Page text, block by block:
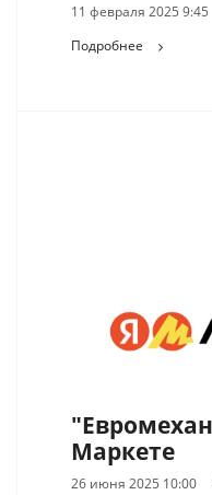
11 февраля 2025 9:45
Подробнее
Маркете
26 июня 2025 10:00